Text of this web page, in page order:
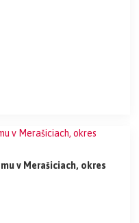
v Merašiciach, okres